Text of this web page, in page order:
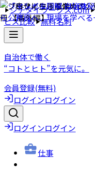
ジチタイワークス.com
ビス比較 無料名刺
自治体で働く
“コトとヒト”を元気に。
会員登録(無料)
ログインログイン
ログインログイン
仕事